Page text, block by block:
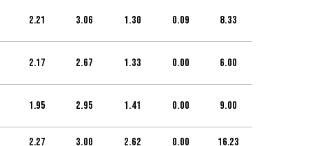
2.21 3.06 1.30 0.09 8.33
2.17 2.67 1.33 0.00 6.00
1.95 2.95 1.41 0.00 9.00
2.27 3.00 2.62 0.00 16.23